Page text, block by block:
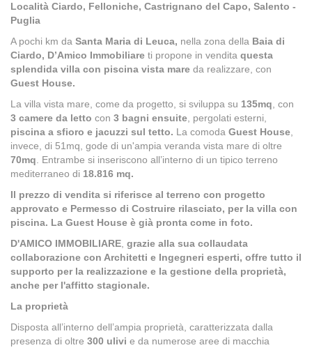
Località Ciardo, Felloniche, Castrignano del Capo, Salento -
Puglia
A pochi km da Santa Maria di Leuca, nella zona della Baia di
Ciardo, D’Amico Immobiliare ti propone in vendita questa
splendida villa con piscina vista mare da realizzare, con
Guest House.
La villa vista mare, come da progetto, si sviluppa su 135mq, con
3 camere da letto con 3 bagni ensuite, pergolati esterni,
piscina a sfioro e jacuzzi sul tetto. La comoda Guest House,
invece, di 51mq, gode di un'ampia veranda vista mare di oltre
70mq. Entrambe si inseriscono all’interno di un tipico terreno
mediterraneo di 18.816 mq.
Il prezzo di vendita si riferisce al terreno con progetto
approvato e Permesso di Costruire rilasciato, per la villa con
piscina. La Guest House è già pronta come in foto.
D'AMICO IMMOBILIARE, grazie alla sua collaudata
collaborazione con Architetti e Ingegneri esperti, offre tutto il
supporto per la realizzazione e la gestione della proprietà,
anche per l'affitto stagionale.
La proprietà
Disposta all’interno dell’ampia proprietà, caratterizzata dalla
presenza di oltre 300 ulivi e da numerose aree di macchia